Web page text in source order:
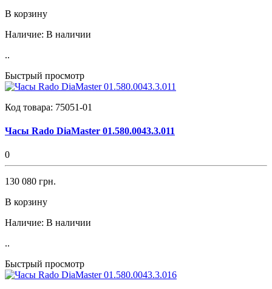
В корзину
Наличие: В наличии
..
Быстрый просмотр
Код товара: 75051-01
Часы Rado DiaMaster 01.580.0043.3.011
0
130 080 грн.
В корзину
Наличие: В наличии
..
Быстрый просмотр